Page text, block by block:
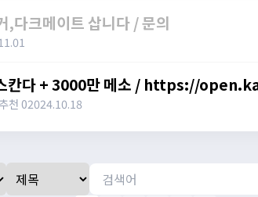
,다크메이트 삽니다 / 문의
삽니다. / 49 스칸다 + 3000만 메소 /
천 02024.10.18